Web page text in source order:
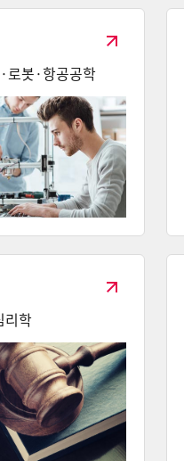
로봇·항공공학
리학